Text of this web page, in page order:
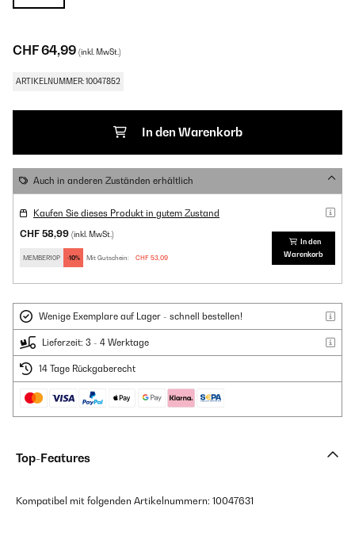
CHF 64,99 (inkl. MwSt.)
ARTIKELNUMMER: 10047852
In den Warenkorb
Auch in anderen Zuständen erhältlich
Kaufen Sie dieses Produkt in gutem Zustand
CHF 58,99 (inkl. MwSt.)
MEMBER10P -10% Mit Gutschein: CHF 53,09
In den
Warenkorb
Wenige Exemplare auf Lager - schnell bestellen!
Lieferzeit: 3 - 4 Werktage
14 Tage Rückgaberecht
Top-Features
Kompatibel mit folgenden Artikelnummern: 10047631